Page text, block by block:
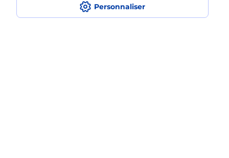
Personnaliser
Comment fonctionne la
téléassistance classique ?